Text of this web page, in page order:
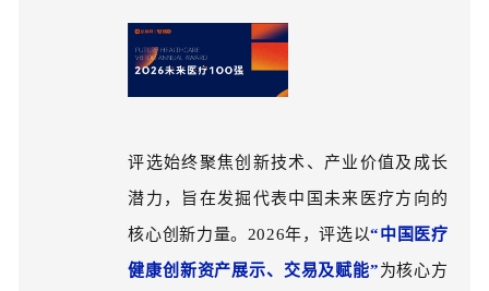
评选始终聚焦创新技术、产业价值及成长
潜力，旨在发掘代表中国未来医疗方向的
核心创新力量。2026年，评选以“中国医疗
健康创新资产展示、交易及赋能”为核心方